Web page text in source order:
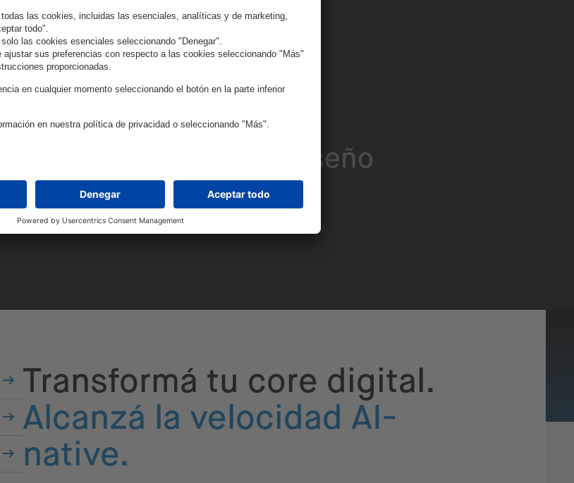
14Países
1700+
Empleados
Premios de Diseño
21Ubicaciones
Transformá tu core digital.
Alcanzá la velocidad AI-
native.